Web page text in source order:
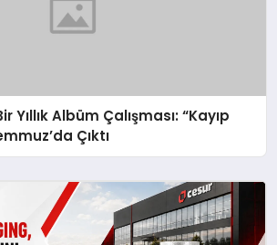
Yıllık Albüm Çalışması: “Kayıp
Çıktı